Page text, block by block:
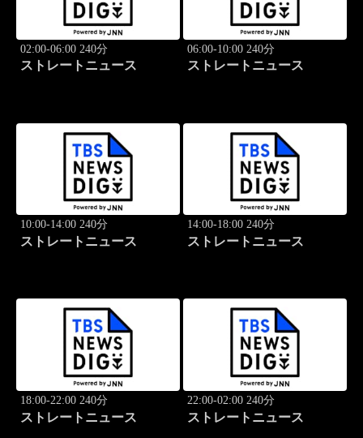
02:00-06:00 240分
ストレートニュース
06:00-10:00 240分
ストレートニュース
10:00-14:00 240分
ストレートニュース
14:00-18:00 240分
ストレートニュース
18:00-22:00 240分
ストレートニュース
22:00-02:00 240分
ストレートニュース